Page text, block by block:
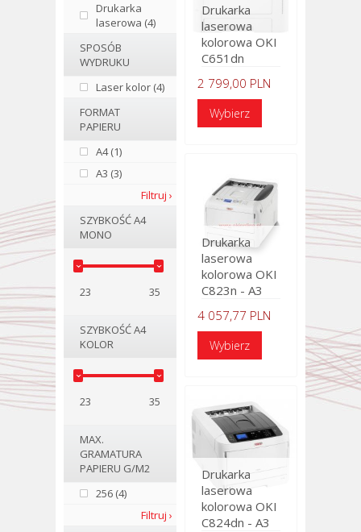
Drukarka
laserowa (4)
SPOSÓB
WYDRUKU
Laser kolor (4)
FORMAT
PAPIERU
A4 (1)
A3 (3)
Filtruj ›
SZYBKOŚĆ A4
MONO
23 35
SZYBKOŚĆ A4
KOLOR
23 35
MAX.
GRAMATURA
PAPIERU G/M2
256 (4)
Filtruj ›
Drukarka
laserowa
kolorowa OKI
C651dn
2 799,00 PLN
Drukarka
laserowa
kolorowa OKI
C823n - A3
4 057,77 PLN
Drukarka
laserowa
kolorowa OKI
C824dn - A3